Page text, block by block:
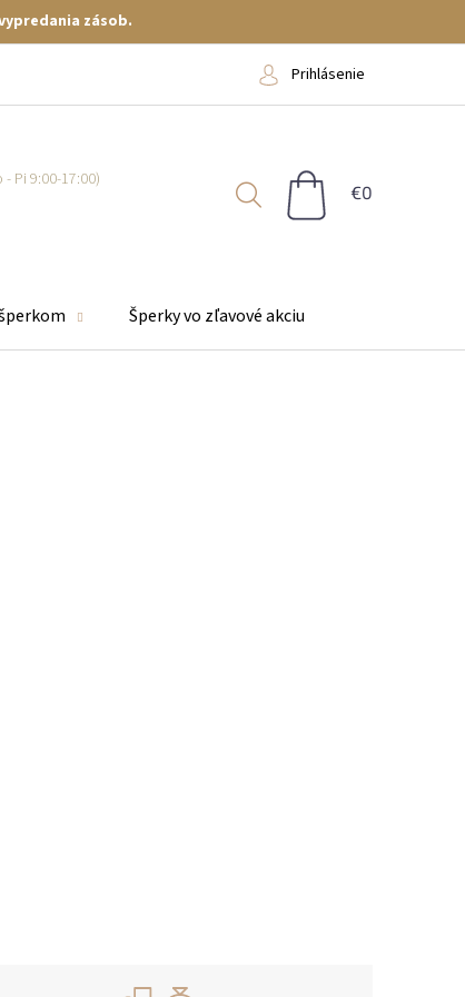
zásob.
Prihlásenie
NÁKUPNÝ
Šperky vo zľavové akciu